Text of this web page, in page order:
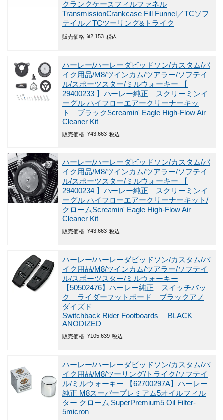
クランクケースフィルファネル
TransmissionCrankcase Fill Funnel／TCソフ
テイル／TCツーリング&トライク
販売価格 ¥2,153 税込
ハーレー/ハーレーダビッドソン/カスタム/バ
イク用品/M8/ツインカム/ツアラー/ソフテイ
ル/スポーツスター/ミルウォーキー
【
29400233 】ハーレー純正 スクリーミンイ
ーグル ハイフローエアークリーナーキッ
ト ブラックScreamin' Eagle High-Flow Air
Cleaner Kit
販売価格 ¥43,663 税込
ハーレー/ハーレーダビッドソン/カスタム/バ
イク用品/M8/ツインカム/ツアラー/ソフテイ
ル/スポーツスター/ミルウォーキー
【
29400234 】ハーレー純正 スクリーミンイ
ーグル ハイフローエアークリーナーキット/
クロームScreamin' Eagle High-Flow Air
Cleaner Kit
販売価格 ¥43,663 税込
ハーレー/ハーレーダビッドソン/カスタム/バ
イク用品/M8/ツインカム/ツアラー/ソフテイ
ル/スポーツスター/ミルウォーキー
【50502476】ハーレー純正 スイッチバッ
ク ライダーフットボード ブラックアノ
ダイズド
Switchback Rider Footboards― BLACK
ANODIZED
販売価格 ¥105,639 税込
ハーレー/ハーレーダビッドソン/カスタム/バ
イク用品/M8/ツーリング/トライク/ソフテイ
ル/ミルウォーキー
【62700297A】ハーレー
純正 M8スーパープレミアム5オイルフィル
ター クローム SuperPremium5 Oil Filter-
5micron